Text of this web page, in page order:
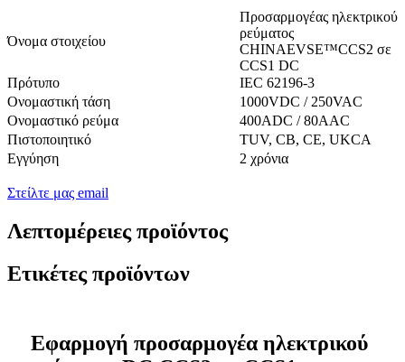
Όνομα στοιχείου
Προσαρμογέας ηλεκτρικού
ρεύματος
CHINAEVSE™️CCS2 σε
CCS1 DC
Πρότυπο
IEC 62196-3
Ονομαστική τάση
1000VDC / 250VAC
Ονομαστικό ρεύμα
400ADC / 80AAC
Πιστοποιητικό
TUV, CB, CE, UKCA
Εγγύηση
2 χρόνια
Στείλτε μας email
Λεπτομέρειες προϊόντος
Ετικέτες προϊόντων
Εφαρμογή προσαρμογέα ηλεκτρικού